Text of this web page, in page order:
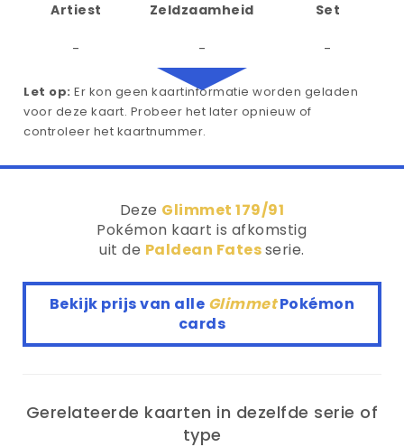
Artiest
-
Zeldzaamheid
-
Set
-
Let op: Er kon geen kaartinformatie worden geladen
voor deze kaart. Probeer het later opnieuw of
controleer het kaartnummer.
Deze Glimmet 179/91
Pokémon kaart is afkomstig
uit de Paldean Fatesserie.
Bekijk prijs van alle GlimmetPokémon
cards
Gerelateerde kaarten in dezelfde serie of
type